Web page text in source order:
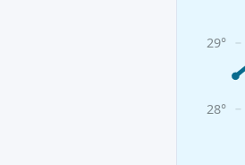
28°
29°